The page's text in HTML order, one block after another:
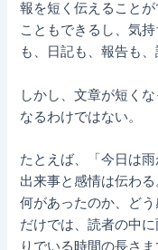
報を短く伝えること
こともできるし、気
も、日記も、報告も
しかし、文章が短く
なるわけではない。
たとえば、「今日は
出来事と感情は伝わ
何があったのか、ど
だけでは、読者の中
りでいる時間の長さ